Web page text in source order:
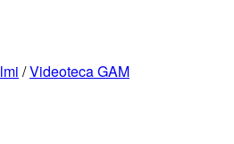
/Videoteca GAM